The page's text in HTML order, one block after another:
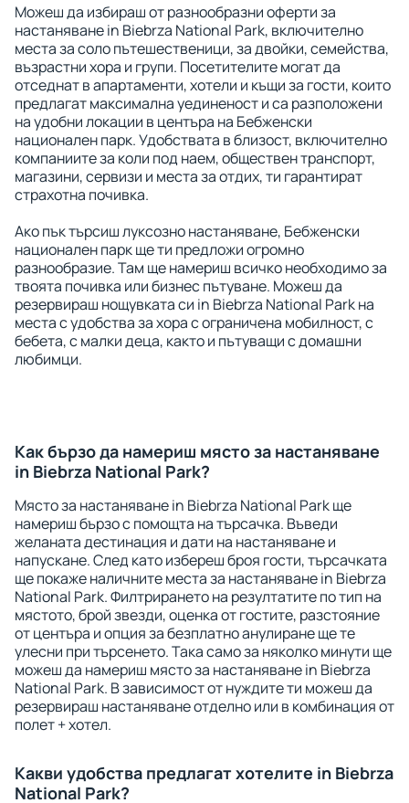
Можеш да избираш от разнообразни оферти за
настаняване in Biebrza National Park, включително
места за соло пътешественици, за двойки, семейства,
възрастни хора и групи. Посетителите могат да
отседнат в апартаменти, хотели и къщи за гости, които
предлагат максимална уединеност и са разположени
на удобни локации в центъра на Бебженски
национален парк. Удобствата в близост, включително
компаниите за коли под наем, обществен транспорт,
магазини, сервизи и места за отдих, ти гарантират
страхотна почивка.
Ако пък търсиш луксозно настаняване, Бебженски
национален парк ще ти предложи огромно
разнообразие. Там ще намериш всичко необходимо за
твоята почивка или бизнес пътуване. Можеш да
резервираш нощувката си in Biebrza National Park на
места с удобства за хора с ограничена мобилност, с
бебета, с малки деца, както и пътуващи с домашни
любимци.
Как бързо да намериш място за настаняване
in Biebrza National Park?
Място за настаняване in Biebrza National Park ще
намериш бързо с помощта на търсачка. Въведи
желаната дестинация и дати на настаняване и
напускане. След като избереш броя гости, търсачката
ще покаже наличните места за настаняване in Biebrza
National Park. Филтрирането на резултатите по тип на
мястото, брой звезди, оценка от гостите, разстояние
от центъра и опция за безплатно анулиране ще те
улесни при търсенето. Така само за няколко минути ще
можеш да намериш място за настаняване in Biebrza
National Park. В зависимост от нуждите ти можеш да
резервираш настаняване отделно или в комбинация от
полет + хотел.
Какви удобства предлагат хотелите in Biebrza
National Park?